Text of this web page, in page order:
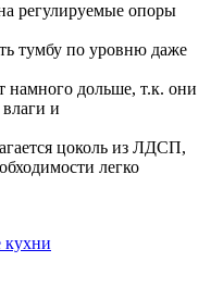
регулируемые опоры
тумбу по уровню даже
намного дольше, т.к. они
и
цоколь из ЛДСП,
легко
кухни